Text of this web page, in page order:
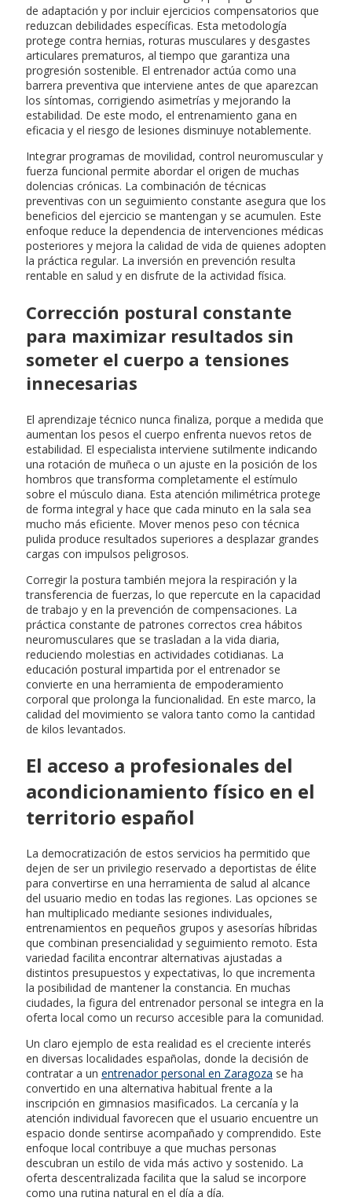
de adaptación y por incluir ejercicios compensatorios que
reduzcan debilidades específicas. Esta metodología
protege contra hernias, roturas musculares y desgastes
articulares prematuros, al tiempo que garantiza una
progresión sostenible. El entrenador actúa como una
barrera preventiva que interviene antes de que aparezcan
los síntomas, corrigiendo asimetrías y mejorando la
estabilidad. De este modo, el entrenamiento gana en
eficacia y el riesgo de lesiones disminuye notablemente.
Integrar programas de movilidad, control neuromuscular y
fuerza funcional permite abordar el origen de muchas
dolencias crónicas. La combinación de técnicas
preventivas con un seguimiento constante asegura que los
beneficios del ejercicio se mantengan y se acumulen. Este
enfoque reduce la dependencia de intervenciones médicas
posteriores y mejora la calidad de vida de quienes adopten
la práctica regular. La inversión en prevención resulta
rentable en salud y en disfrute de la actividad física.
Corrección postural constante
para maximizar resultados sin
someter el cuerpo a tensiones
innecesarias
El aprendizaje técnico nunca finaliza, porque a medida que
aumentan los pesos el cuerpo enfrenta nuevos retos de
estabilidad. El especialista interviene sutilmente indicando
una rotación de muñeca o un ajuste en la posición de los
hombros que transforma completamente el estímulo
sobre el músculo diana. Esta atención milimétrica protege
de forma integral y hace que cada minuto en la sala sea
mucho más eficiente. Mover menos peso con técnica
pulida produce resultados superiores a desplazar grandes
cargas con impulsos peligrosos.
Corregir la postura también mejora la respiración y la
transferencia de fuerzas, lo que repercute en la capacidad
de trabajo y en la prevención de compensaciones. La
práctica constante de patrones correctos crea hábitos
neuromusculares que se trasladan a la vida diaria,
reduciendo molestias en actividades cotidianas. La
educación postural impartida por el entrenador se
convierte en una herramienta de empoderamiento
corporal que prolonga la funcionalidad. En este marco, la
calidad del movimiento se valora tanto como la cantidad
de kilos levantados.
El acceso a profesionales del
acondicionamiento físico en el
territorio español
La democratización de estos servicios ha permitido que
dejen de ser un privilegio reservado a deportistas de élite
para convertirse en una herramienta de salud al alcance
del usuario medio en todas las regiones. Las opciones se
han multiplicado mediante sesiones individuales,
entrenamientos en pequeños grupos y asesorías híbridas
que combinan presencialidad y seguimiento remoto. Esta
variedad facilita encontrar alternativas ajustadas a
distintos presupuestos y expectativas, lo que incrementa
la posibilidad de mantener la constancia. En muchas
ciudades, la figura del entrenador personal se integra en la
oferta local como un recurso accesible para la comunidad.
Un claro ejemplo de esta realidad es el creciente interés
en diversas localidades españolas, donde la decisión de
contratar a un entrenador personal en Zaragoza se ha
convertido en una alternativa habitual frente a la
inscripción en gimnasios masificados. La cercanía y la
atención individual favorecen que el usuario encuentre un
espacio donde sentirse acompañado y comprendido. Este
enfoque local contribuye a que muchas personas
descubran un estilo de vida más activo y sostenido. La
oferta descentralizada facilita que la salud se incorpore
como una rutina natural en el día a día.